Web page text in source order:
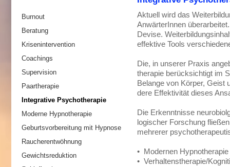
Burnout
Beratung
Krisenintervention
Coachings
Supervision
Paartherapie
Integrative Psychotherapie
Moderne Hypnotherapie
Geburtsvorbereitung mit Hypnose
Raucherentwöhnung
Gewichtsreduktion
Aktuell wird das
AnwärterInnen
Devise.
effektive Tools
Die, in unserer Praxis
therapie berücksichtigt im
Belange von Körper, Geist
dere Effektivität dieses
Die Erkenntnisse
logischer Forschung
mehrerer
• Modernen Hypnotherapie
• Verhaltenstherapie/